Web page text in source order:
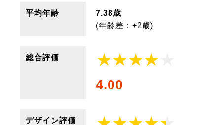
平均年齢
7.38歳
(年齢差：+2歳)
総合評価
4.00
デザイン評価